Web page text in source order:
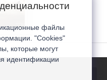
файлы
"Cookies"
которые могут
идентификации